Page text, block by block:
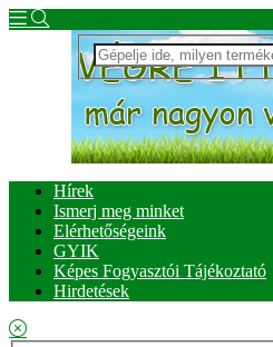
Hírek
Ismerj meg minket
Elérhetőségeink
GYIK
Képes Fogyasztói Tájékoztató
Hirdetések